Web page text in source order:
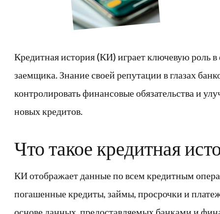
Кредитная история (КИ) играет ключевую роль
заемщика. Знание своей репутации в глазах
контролировать финансовые обязательства и
новых кредитов.
Что такое кредитная
КИ отображает данные по всем кредитным
погашенные кредиты, займы, просрочки и